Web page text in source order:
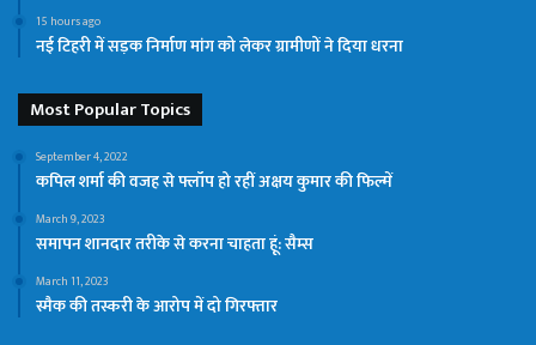
15 hours ago
नई टिहरी में सड़क निर्माण मांग को लेकर ग्रामीणों ने दिया धरना
Most Popular Topics
September 4, 2022
कपिल शर्मा की वजह से फ्लॉप हो रहीं अक्षय कुमार की फिल्में
March 9, 2023
समापन शानदार तरीके से करना चाहता हूं: सैम्स
March 11, 2023
स्मैक की तस्करी के आरोप में दो गिरफ्तार